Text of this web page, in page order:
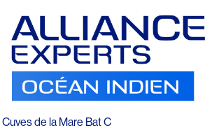
de la Mare Bat C